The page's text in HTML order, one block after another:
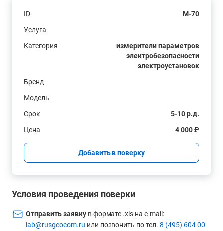
ID
M-70
Услуга
Категория
измерители параметров
электробезопасности
электроустановок
Бренд
Модель
Срок
5-10 р.д.
Цена
4 000 ₽
Добавить в поверку
Условия проведения поверки
Отправить заявку в формате .xls на e-mail:
lab@rusgeocom.ru или позвонить по тел. 8 (495) 604 00